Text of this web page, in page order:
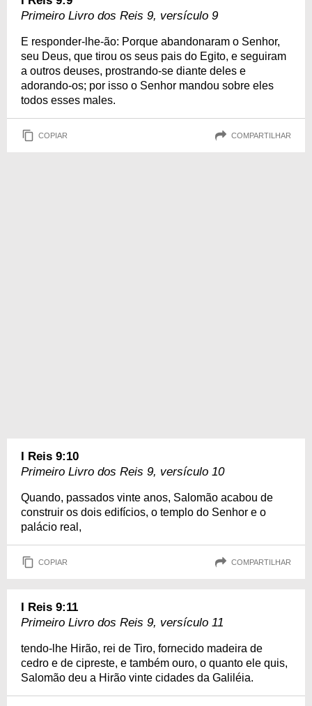
Primeiro Livro dos Reis 9, versículo 9
E responder-lhe-ão: Porque abandonaram o Senhor,
seu Deus, que tirou os seus pais do Egito, e seguiram
a outros deuses, prostrando-se diante deles e
adorando-os; por isso o Senhor mandou sobre eles
todos esses males.
COPIAR COMPARTILHAR
I Reis 9:10
Primeiro Livro dos Reis 9, versículo 10
Quando, passados vinte anos, Salomão acabou de
construir os dois edifícios, o templo do Senhor e o
palácio real,
COPIAR COMPARTILHAR
I Reis 9:11
Primeiro Livro dos Reis 9, versículo 11
tendo-lhe Hirão, rei de Tiro, fornecido madeira de
cedro e de cipreste, e também ouro, o quanto ele quis,
Salomão deu a Hirão vinte cidades da Galiléia.